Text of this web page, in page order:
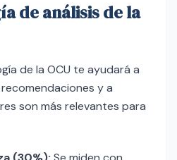
de análisis de la
de la OCU te ayudará a
y a
son más relevantes para